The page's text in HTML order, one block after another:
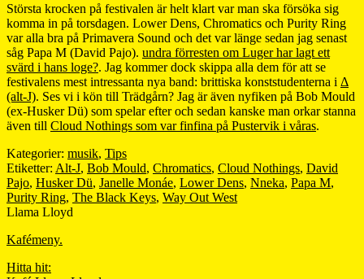
Största krocken på festivalen är helt klart var man ska försöka sig
komma in på torsdagen. Lower Dens, Chromatics och Purity Ring
var alla bra på Primavera Sound och det var länge sedan jag senast
såg Papa M (David Pajo). undra förresten om Luger har lagt ett
svärd i hans loge?. Jag kommer dock skippa alla dem för att se
festivalens mest intressanta nya band: brittiska konststudenterna i Δ
(alt-J). Ses vi i kön till Trädgårn? Jag är även nyfiken på Bob Mould
(ex-Husker Dü) som spelar efter och sedan kanske man orkar stanna
även till Cloud Nothings som var finfina på Pustervik i våras.
Kategorier: musik, Tips
Etiketter: Alt-J, Bob Mould, Chromatics, Cloud Nothings, David
Pajo, Husker Dü, Janelle Monáe, Lower Dens, Nneka, Papa M,
Purity Ring, The Black Keys, Way Out West
Llama Lloyd
Kafémeny.
Hitta hit: